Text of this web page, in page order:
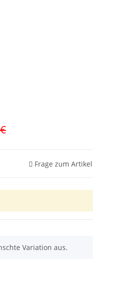
Frage zum Artikel
Variation aus.